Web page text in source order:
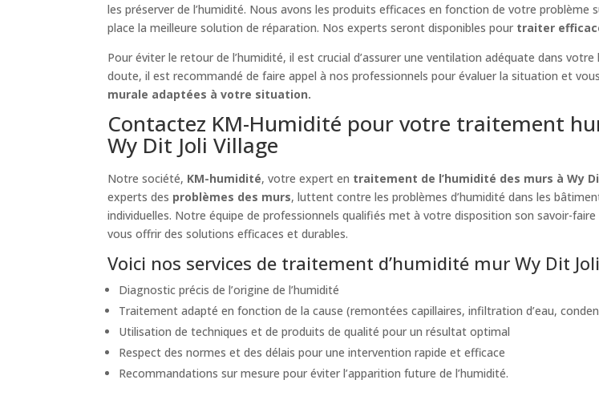
les préserver de l’humidité. Nous avons les produits efficaces en fonction de votre
place la meilleure solution de réparation. Nos experts seront disponibles pour traiter
Pour éviter le retour de l’humidité, il est crucial d’assurer une ventilation adéquate dans
doute, il est recommandé de faire appel à nos professionnels pour évaluer la situation et
murale adaptées à votre situation.
Contactez KM-Humidité pour votre traitement
Wy Dit Joli Village
Notre société, KM-humidité, votre expert en traitement de l’humidité des murs à Wy
experts des problèmes des murs, luttent contre les problèmes d’humidité dans les
individuelles. Notre équipe de professionnels qualifiés met à votre disposition son savoir-
vous offrir des solutions efficaces et durables.
Voici nos services de traitement d’humidité mur Wy Dit
Diagnostic précis de l’origine de l’humidité
Traitement adapté en fonction de la cause (remontées capillaires, infiltration d’eau,
Utilisation de techniques et de produits de qualité pour un résultat optimal
Respect des normes et des délais pour une intervention rapide et efficace
Recommandations sur mesure pour éviter l’apparition future de l’humidité.